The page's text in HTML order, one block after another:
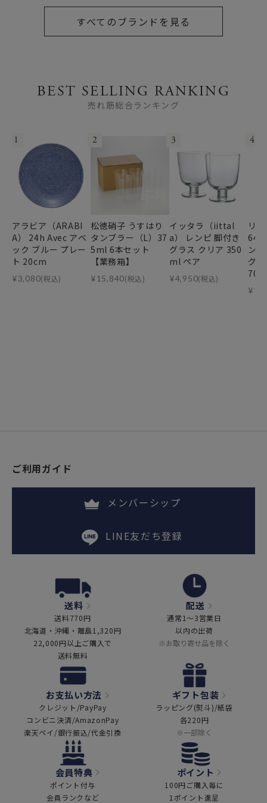
すべてのブランドを見る
BEST SELLING RANKING
売れ筋総合ランキング
1
アラビア（ARABI
A） 24h Avec アベ
ック ブルー プレー
ト 20cm
¥3,080(税込)
2
松徳硝子 うすはり
タンブラー（L）37
5ml 6本セット
【業務箱】
¥15,840(税込)
3
イッタラ（iittal
a） レンピ 脚付き
グラス クリア 350
ml ペア
¥4,950(税込)
4
リ
ン
グ
¥
ご利用ガイド
メンバーシップ
LINE友だち登録
送料
送料770円
北海道・沖縄・離島1,320円
22,000円以上ご購入で
送料無料
配送
通常1～3営業日
以内の出荷
※お取り寄せ品を除く
お支払い方法
クレジット/PayPay
コンビニ決済/AmazonPay
楽天ペイ/銀行振込/代金引換
ギフト包装
ラッピング(熨斗)/紙袋
各220円
※一部除く
会員特典
ポイント付与
会員ランクなど
ポイント
100円ご購入毎に
1ポイント進呈